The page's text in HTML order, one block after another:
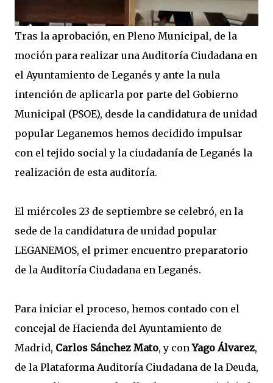
Tras la aprobación, en Pleno Municipal, de la
moción para realizar una Auditoría Ciudadana en
el Ayuntamiento de Leganés y ante la nula
intención de aplicarla por parte del Gobierno
Municipal (PSOE), desde la candidatura de unidad
popular Leganemos hemos decidido impulsar
con el tejido social y la ciudadanía de Leganés la
realización de esta auditoría.
El miércoles 23 de septiembre se celebró, en la
sede de la candidatura de unidad popular
LEGANEMOS, el primer encuentro preparatorio
de la Auditoría Ciudadana en Leganés.
Para iniciar el proceso, hemos contado con el
concejal de Hacienda del Ayuntamiento de
Madrid, Carlos Sánchez Mato, y conYago Álvarez,
de la Plataforma Auditoría Ciudadana de la Deuda,